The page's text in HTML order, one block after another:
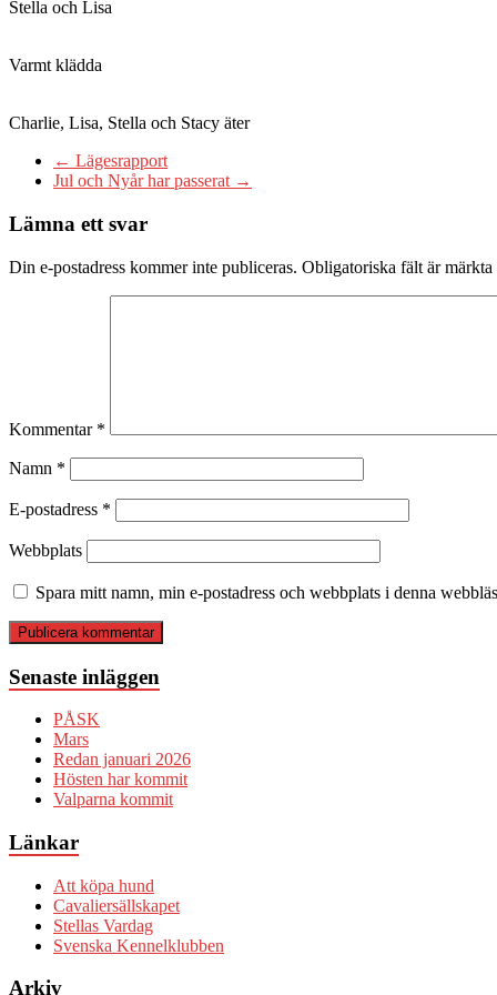
Stella och Lisa
Varmt klädda
Charlie, Lisa, Stella och Stacy äter
← Lägesrapport
Jul och Nyår har passerat →
Lämna ett svar
Din e-postadress kommer inte publiceras. Obligatoriska fält är märkta
Kommentar *
Namn *
E-postadress *
Webbplats
Spara mitt namn, min e-postadress och webbplats i denna
Senaste inläggen
PÅSK
Mars
Redan januari 2026
Hösten har kommit
Valparna kommit
Länkar
Att köpa hund
Cavaliersällskapet
Stellas Vardag
Svenska Kennelklubben
Arkiv